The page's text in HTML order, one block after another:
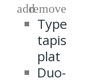
addremove
Type
tapis
plat
Duo-